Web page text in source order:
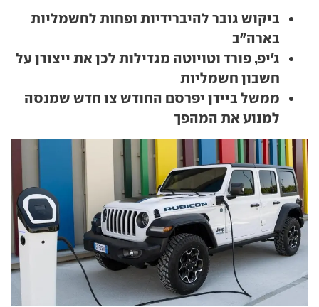
ביקוש גובר להיברידיות ופחות לחשמליות
בארה"ב
ג'יפ, פורד וטויוטה מגדילות לכן את ייצורן על
חשבון חשמליות
ממשל ביידן יפרסם החודש צו חדש שמנסה
למנוע את המהפך